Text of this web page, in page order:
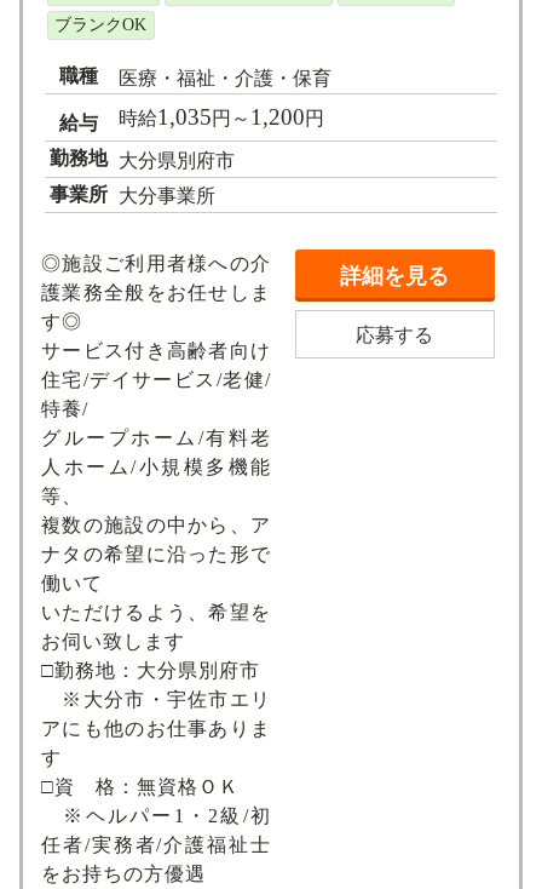
ブランクOK
職種 医療・福祉・介護・保育
給与 時給1,035円～ 1,200円
勤務地 大分県別府市
事業所 大分事業所
◎施設ご利用者様への介
護業務全般をお任せしま
す◎
サービス付き高齢者向け
住宅/デイサービス/老健/
特養/
グループホーム/有料老
人ホーム/小規模多機能
等、
複数の施設の中から、ア
ナタの希望に沿った形で
働いて
いただけるよう、希望を
お伺い致します
□勤務地：大分県別府市
※大分市・宇佐市エリ
アにも他のお仕事ありま
す
□資 格：無資格ＯＫ
※ヘルパー1・2級/初
任者/実務者/介護福祉士
をお持ちの方優遇
詳細を見る
応募する